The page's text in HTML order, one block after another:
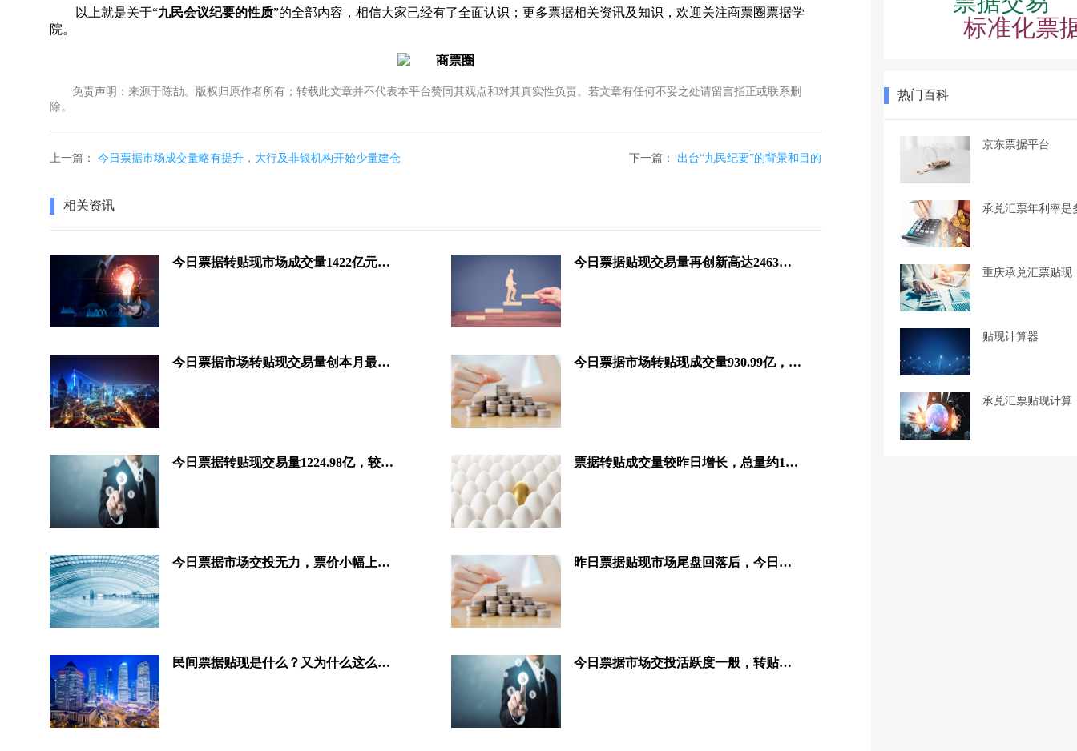
以上就是关于“九民会议纪要的性质”的全部内容，相信大家已经有了全面认识；更多票据相关资讯及知识，欢迎关注商票圈票据学
院。
免责声明：来源于陈劼。版权归原作者所有；转载此文章并不代表本平台赞同其观点和对其真实性负责。若文章有任何不妥之处请留言指正或联系删
除。
上一篇： 今日票据市场成交量略有提升，大行及非银机构开始少量建仓 下一篇： 出台“九民纪要”的背景和目的
相关资讯
今日票据转贴现市场成交量1422亿元，热门商票最低利率为3.7% 今日票据贴现交易量再创新高达2463亿元，热门商票最低利率为3.7%
今日票据市场转贴现交易量创本月最高，成交量1958亿元 今日票据市场转贴现成交量930.99亿，热门商票最低利率为4%
今日票据转贴现交易量1224.98亿，较昨日有所下降，热门商票最低利率为4.05% 票据转贴成交量较昨日增长，总量约1373.63亿
今日票据市场交投无力，票价小幅上行，转贴现成交量约820亿 昨日票据贴现市场尾盘回落后，今日收票情绪不高
民间票据贴现是什么？又为什么这么火？ 今日票据市场交投活跃度一般，转贴成交量约936亿
热门百科
京东票据平台
承兑汇票年利率是
重庆承兑汇票贴现
贴现计算器
承兑汇票贴现计算